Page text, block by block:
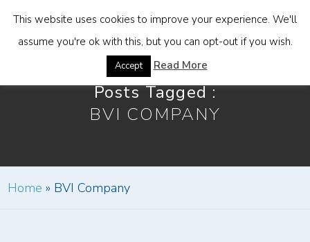
Posts Tagged :
BVI COMPANY
Home » BVI Company
This website uses cookies to improve your experience. We'll
assume you're ok with this, but you can opt-out if you wish.
Accept Read More